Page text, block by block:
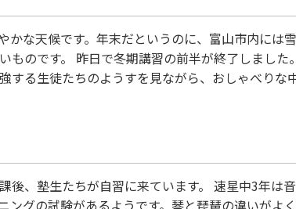
な天候です。年末だというのに、富山市内には
ものです。 昨日で冬期講習の前半が終了しまし
する生徒たちのようすを見ながら、おしゃべりな
、塾生たちが自習に来ています。 速星中3年は
グの試験があるようです。琴と琵琶の違いがよ